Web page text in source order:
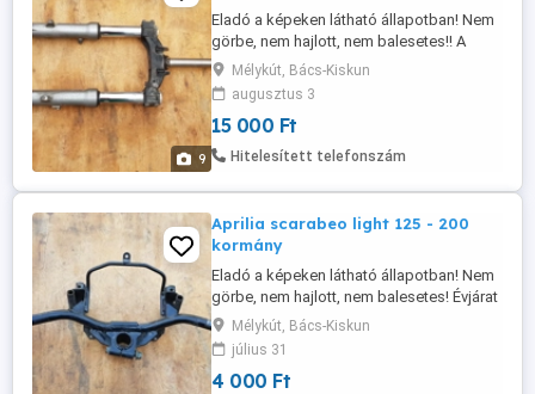
9
Eladó a képeken látható állapotban! Nem
görbe, nem hajlott, nem balesetes!! A
villaszárak eresztik az olajat!! Csak
egyben eladó! Évjárat 1999 - 2002! Az ára
fix 15.000 Ft! Postázás megoldható akár
utánvétellel is! A postaköltség a vevőt
terheli! Postai díjak: Utánvétellel házhoz -
Mélykút, Bács-Kiskun
augusztus 3
15 000 Ft
Hitelesített telefonszám
Aprilia scarabeo light 125 - 200
kormány
Eladó a képeken látható állapotban! Nem
görbe, nem hajlott, nem balesetes! Évjárat
2007-2010! Az ára fix 4000 Ft! Postázás
megoldható akár utánvétellel is! A
postaköltség a vevőt terheli! Postai díjak:
Utánvétellel házhoz - 3300 Ft Utánvétellel
Mélykút, Bács-Kiskun
július 31
4 000 Ft